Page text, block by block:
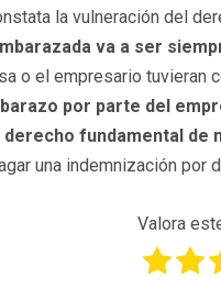
la vulneración del
va a ser
o el empresario tuvieran
por parte del
fundamental de
una indemnización por
Valora